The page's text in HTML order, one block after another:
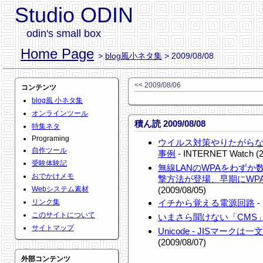
Studio ODIN
odin's small box
Home Page >blog風小ネタ集> 2009/08/08
コンテンツ
blog風 小ネタ集
オンラインツール
特集ネタ
Programing
自作ツール
受験体験記
おでかけメモ
Webシステム素材
リンク集
このサイトについて
サイトマップ
外部コンテンツ
<< 2009/08/06
積ん読 2009/08/08
ウイルス対策やりたがら
事例 - INTERNET Watch
無線LANのWPAをわずか
撃方法が登場、早期に
(2009/08/05)
イチから覚える電源回路 -
いまさら聞けない「CMS
Unicode - JISマークは一
(2009/08/07)